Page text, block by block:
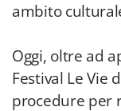
ambito
Oggi, oltre ad
Festival Le Vie
procedure per